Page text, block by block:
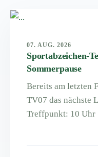
07. AUG. 2026
Sportabzeichen-
Sommerpause
Bereits am letzten
TV07 das nächste
Treffpunkt: 10 Uhr